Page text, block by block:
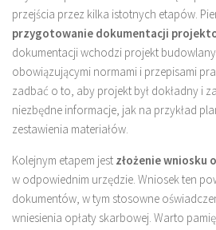
przejścia przez kilka istotnych etapów.
przygotowanie dokumentacji
dokumentacji wchodzi projekt
obowiązującymi normami i przepisami
zadbać o to, aby projekt był dokładny i
niezbędne informacje, jak na przykład
zestawienia materiałów.
Kolejnym etapem jest złożenie wniosku
w odpowiednim urzędzie. Wniosek ten
dokumentów, w tym stosowne
wniesienia opłaty skarbowej. Warto